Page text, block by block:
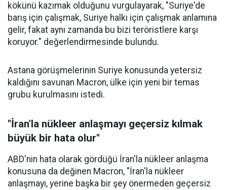
kökünü kazımak olduğunu vurgulayarak, "Suriye'de
barış için çalışmak, Suriye halkı için çalışmak anlamına
gelir, fakat aynı zamanda bu bizi teröristlere karşı
koruyor." değerlendirmesinde bulundu.
Astana görüşmelerinin Suriye konusunda yetersiz
kaldığını savunan Macron, ülke için yeni bir temas
grubu kurulmasını istedi.
"İran'la nükleer anlaşmayı geçersiz kılmak
büyük bir hata olur"
ABD'nin hata olarak gördüğü İran'la nükleer anlaşma
konusuna da değinen Macron, "İran'la nükleer
anlaşmayı, yerine başka bir şey önermeden geçersiz